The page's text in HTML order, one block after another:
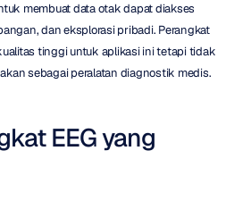
membuat data otak dapat diakses
dan eksplorasi pribadi. Perangkat
tinggi untuk aplikasi ini tetapi tidak
sebagai peralatan diagnostik medis.
EEG yang